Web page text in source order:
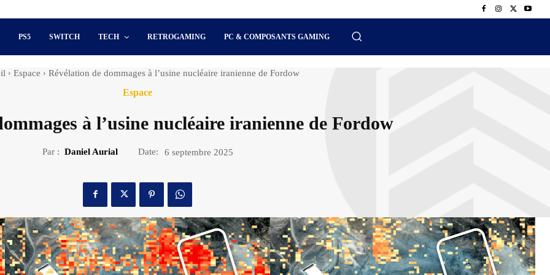
PS5 SWITCH TECH RETROGAMING PC & COMPOSANTS GAMING
Espace Révélation de dommages à l’usine nucléaire iranienne de Fordow
Espace
à l’usine nucléaire iranienne de Fordow
Par : Daniel Aurial Date: 6 septembre 2025